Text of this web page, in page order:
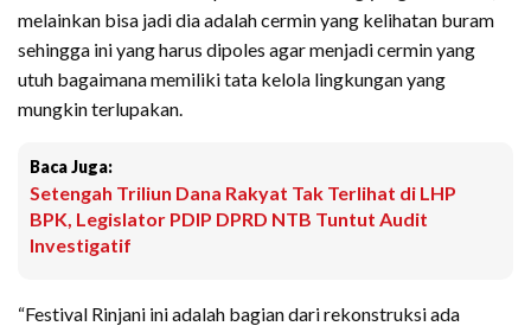
melainkan bisa jadi dia adalah cermin yang kelihatan buram
sehingga ini yang harus dipoles agar menjadi cermin yang
utuh bagaimana memiliki tata kelola lingkungan yang
mungkin terlupakan.
Baca Juga:
Setengah Triliun Dana Rakyat Tak Terlihat di LHP
BPK, Legislator PDIP DPRD NTB Tuntut Audit
Investigatif
“Festival Rinjani ini adalah bagian dari rekonstruksi ada